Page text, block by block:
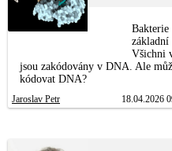
Bakterie
základní
Všichni
jsou zakódovány v DNA. Ale
kódovat DNA?
Jaroslav Petr 18.04.2026